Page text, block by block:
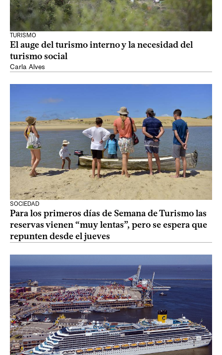
TURISMO
El auge del turismo interno y la necesidad del
turismo social
Carla Alves
SOCIEDAD
Para los primeros días de Semana de Turismo las
reservas vienen “muy lentas”, pero se espera que
repunten desde el jueves